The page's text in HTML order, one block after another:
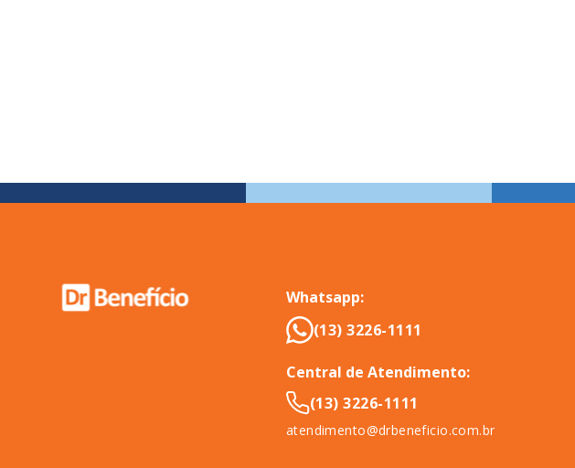
Whatsapp:
(13) 3226-1111
Central de Atendimento:
(13) 3226-1111
atendimento@drbeneficio.com.br